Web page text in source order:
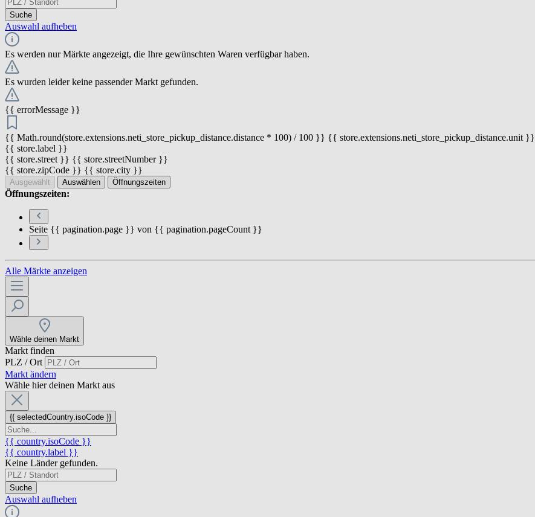
Suche
Auswahl aufheben
Es werden nur Märkte angezeigt, die Ihre gewünschten Waren verfügbar haben.
Es wurden leider keine passender Markt gefunden.
{{ errorMessage }}
{{ Math.round(store.extensions.neti_store_pickup_distance.distance * 100) / 100 }} {{ store.extensions.neti_store_pickup_distance.unit }}
{{ store.label }}
{{ store.street }} {{ store.streetNumber }}
{{ store.zipCode }} {{ store.city }}
Ausgewählt Auswählen Öffnungszeiten
Öffnungszeiten:
Seite {{ pagination.page }} von {{ pagination.pageCount }}
Alle Märkte anzeigen
Wähle deinen Markt
Markt finden
PLZ / Ort
Markt ändern
Wähle hier deinen Markt aus
{{ selectedCountry.isoCode }}
{{ country.isoCode }}
{{ country.label }}
Keine Länder gefunden.
Suche
Auswahl aufheben